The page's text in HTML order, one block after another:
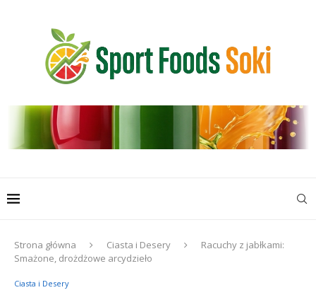
Strona główna Ciasta i Desery
Racuchy z jabłkami:
Smażone, drożdżowe arcydzieło
Ciasta i Desery